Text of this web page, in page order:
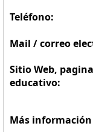
Teléfono:
Mail / correo
Sitio Web,
educativo:
Más